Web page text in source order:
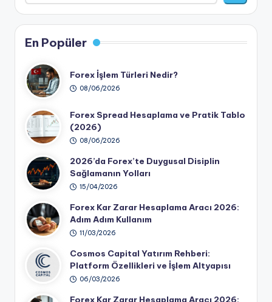
En Popüler
Forex İşlem Türleri Nedir?
08/06/2026
Forex Spread Hesaplama ve Pratik Tablo
(2026)
08/06/2026
2026’da Forex’te Duygusal Disiplin
Sağlamanın Yolları
15/04/2026
Forex Kar Zarar Hesaplama Aracı 2026:
Adım Adım Kullanım
11/03/2026
Cosmos Capital Yatırım Rehberi:
Platform Özellikleri ve İşlem Altyapısı
06/03/2026
Forex Kar Zarar Hesaplama Aracı 2026: